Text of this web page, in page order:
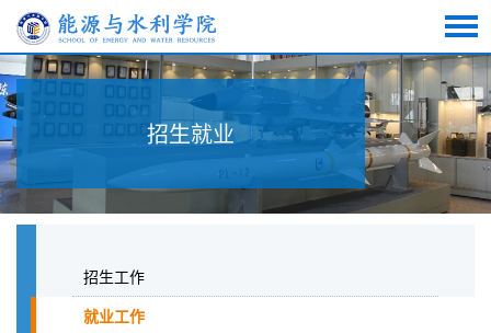
招生就业
招生工作
就业工作